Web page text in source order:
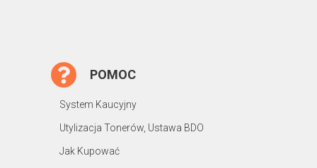
POMOC
System Kaucyjny
Utylizacja Tonerów, Ustawa BDO
Jak Kupować